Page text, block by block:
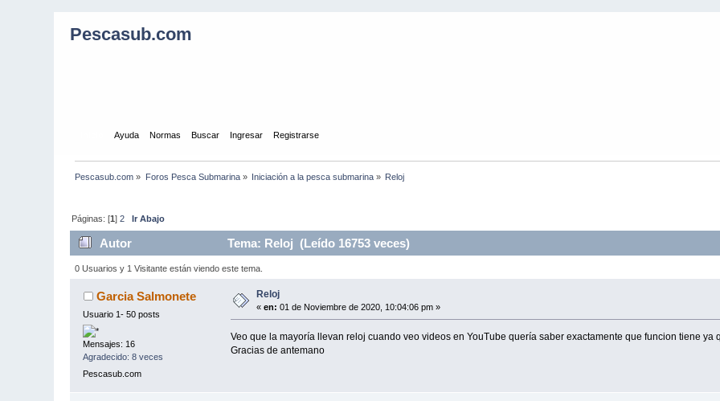
Pescasub.com
Ayuda Normas Buscar Ingresar Registrarse
Pescasub.com » Foros Pesca Submarina» Iniciación a la pesca submarina » Reloj
Páginas: [1]2 Ir Abajo
Autor Tema: Reloj (Leído 16753 veces)
0 Usuarios y 1 Visitante están viendo este tema.
Garcia Salmonete
Usuario 1- 50 posts
Mensajes: 16
Agradecido: 8 veces
Pescasub.com
Reloj
«en: 01 de Noviembre de 2020, 10:04:06 pm »
Veo que la mayoría llevan reloj cuando veo videos en YouTube quería saber exactamente que funcion tiene ya
Gracias de antemano